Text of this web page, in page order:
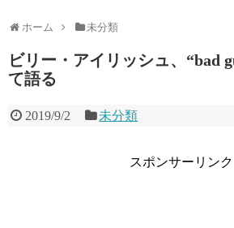
ホーム 未分類
ビリー・アイリッシュ、“bad
て語る
2019/9/2 未分類
スポンサーリンク